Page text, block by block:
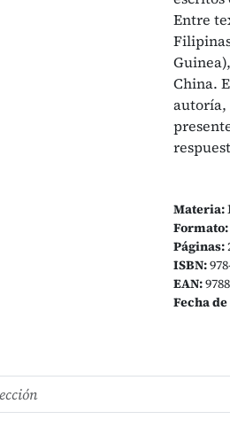
Entre
China.
autoría,
Materia:
Formato:
Páginas:
ISBN:
EAN:
Fecha